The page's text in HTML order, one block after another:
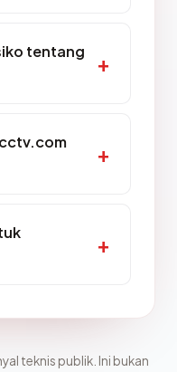
tentang
teknis publik. Ini bukan